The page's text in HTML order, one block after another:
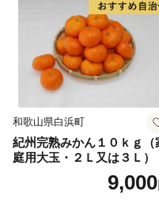
和歌山県白浜町
紀州完熟みかん１０ｋｇ（
庭用大玉・２Ｌ又は３Ｌ）
9,000